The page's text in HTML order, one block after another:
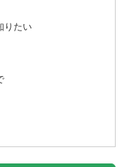
りたい